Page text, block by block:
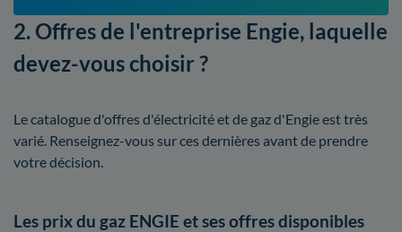
2. Offres de l'entreprise Engie, laquelle
devez-vous choisir ?
Le catalogue d'offres d'électricité et de gaz d'Engie est très
varié. Renseignez-vous sur ces dernières avant de prendre
votre décision.
Les prix du gaz ENGIE et ses offres disponibles